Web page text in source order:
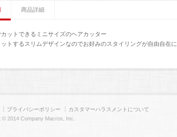
商品詳細
ットできるミニサイズのヘアカッター
トするスリムデザインなのでお好みのスタイリングが自由自在に
プライバシーポリシー
カスタマーハラスメントについて
© 2014 Company Macros, Inc.